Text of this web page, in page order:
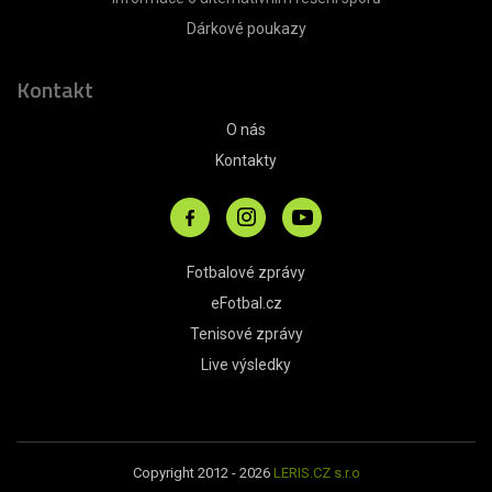
Dárkové poukazy
Kontakt
O nás
Kontakty
Fotbalové zprávy
eFotbal.cz
Tenisové zprávy
Live výsledky
Copyright 2012 - 2026 LERIS.CZ s.r.o